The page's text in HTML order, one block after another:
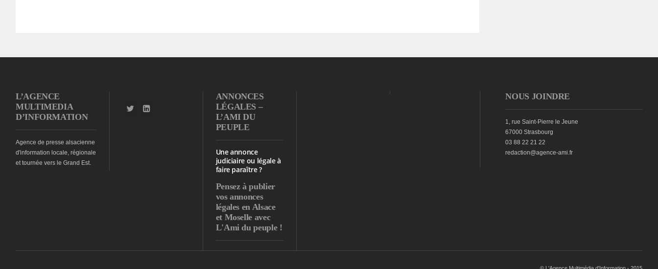
L’AGENCE
MULTIMEDIA
D’INFORMATION
Agence de presse alsacienne
d'information locale, régionale
et tournée vers le Grand Est.
ANNONCES
LÉGALES –
L’AMI DU
PEUPLE
Une annonce
judiciaire ou légale à
faire paraître ?
Pensez à publier
vos annonces
légales en Alsace
et Moselle avec
L'Ami du peuple !
NOUS JOINDRE
1, rue Saint-Pierre le Jeune
67000 Strasbourg
03 88 22 21 22
redaction@agence-ami.fr